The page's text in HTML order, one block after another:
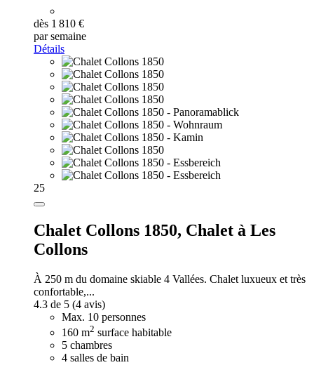
dès 1 810 €
par semaine
Détails
25
Chalet Collons 1850, Chalet à Les
Collons
À 250 m du domaine skiable 4 Vallées. Chalet luxueux et très
confortable,...
4.3 de 5 (4 avis)
Max. 10 personnes
160 m2 surface habitable
5 chambres
4 salles de bain